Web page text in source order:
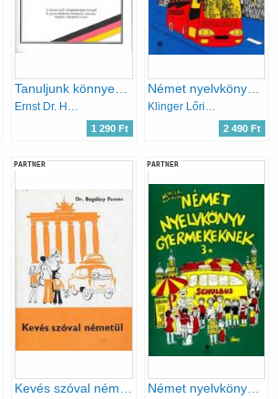
1 290 Ft
Német nyelvkönyv gyermekeknek 4.
2 490 Ft
PARTNER PARTNER
Német nyelvkönyv gyermekeknek 3.